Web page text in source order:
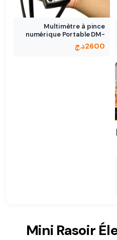
Multimètre à pince
numérique Portable DM-
6266
2600د.ج
Mini Rasoir